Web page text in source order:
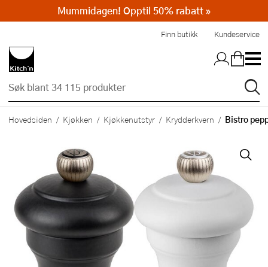
Finn butikk Kundeservice
Hovedsiden Kjøkken Kjøkkenutstyr Krydderkvern Bistro
Mummidagen! Opptil 50% rabatt »